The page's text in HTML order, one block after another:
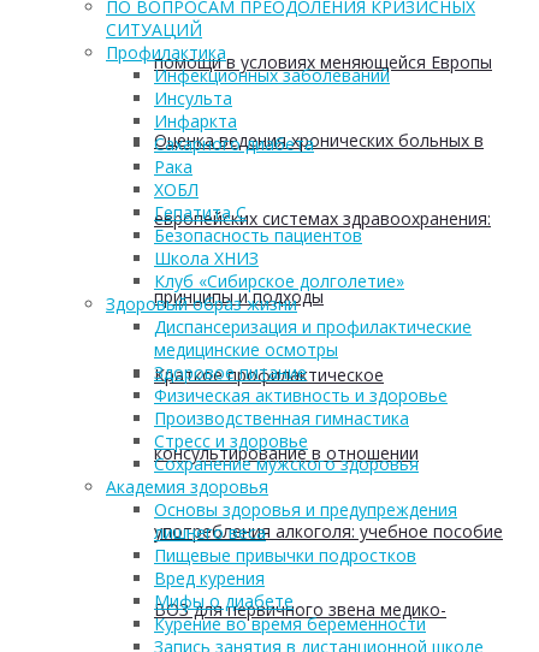
помощи в условиях меняющейся Европы
Оценка ведения хронических больных в
европейских системах здравоохранения:
принципы и подходы
Краткое профилактическое
консультирование в отношении
употребления алкоголя: учебное пособие
ВОЗ для первичного звена медико-
ПО ВОПРОСАМ ПРЕОДОЛЕНИЯ КРИЗИСНЫХ
СИТУАЦИЙ
Профилактика
Инфекционных заболеваний
Инсульта
Инфаркта
Сахарного диабета
Рака
ХОБЛ
Гепатита С
Безопасность пациентов
Школа ХНИЗ
Клуб «Сибирское долголетие»
Здоровый образ жизни
Диспансеризация и профилактические
медицинские осмотры
Здоровое питание
Физическая активность и здоровье
Производственная гимнастика
Стресс и здоровье
Сохранение мужского здоровья
Академия здоровья
Основы здоровья и предупреждения
лишнего веса
Пищевые привычки подростков
Вред курения
Мифы о диабете
Курение во время беременности
Запись занятия в дистанционной школе